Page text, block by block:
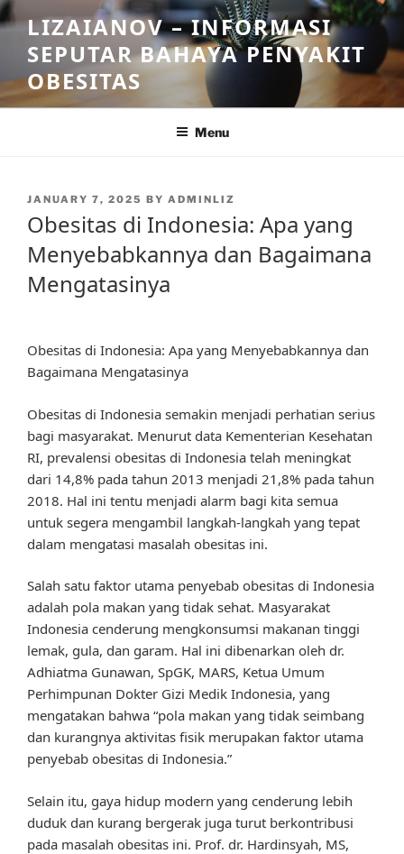
Skip
to
content
LIZAIANOV – INFORMASI
SEPUTAR BAHAYA PENYAKIT
OBESITAS
Menu
POSTED
JANUARY 7, 2025 BY ADMINLIZ
Obesitas di Indonesia: Apa yang
Menyebabkannya dan Bagaimana
Mengatasinya
Obesitas di Indonesia: Apa yang Menyebabkannya dan
Bagaimana Mengatasinya
Obesitas di Indonesia semakin menjadi perhatian serius
bagi masyarakat. Menurut data Kementerian Kesehatan
RI, prevalensi obesitas di Indonesia telah meningkat
dari 14,8% pada tahun 2013 menjadi 21,8% pada tahun
2018. Hal ini tentu menjadi alarm bagi kita semua
untuk segera mengambil langkah-langkah yang tepat
dalam mengatasi masalah obesitas ini.
Salah satu faktor utama penyebab obesitas di Indonesia
adalah pola makan yang tidak sehat. Masyarakat
Indonesia cenderung mengkonsumsi makanan tinggi
lemak, gula, dan garam. Hal ini dibenarkan oleh dr.
Adhiatma Gunawan, SpGK, MARS, Ketua Umum
Perhimpunan Dokter Gizi Medik Indonesia, yang
mengatakan bahwa “pola makan yang tidak seimbang
dan kurangnya aktivitas fisik merupakan faktor utama
penyebab obesitas di Indonesia.”
Selain itu, gaya hidup modern yang cenderung lebih
duduk dan kurang bergerak juga turut berkontribusi
pada masalah obesitas ini. Prof. dr. Hardinsyah, MS,